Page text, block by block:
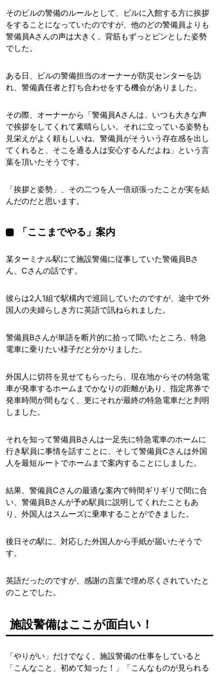
そのビルの警備のルールとして、ビルに入館する方に挨拶
をすることになっていたのですが、他のどの警備員よりも
警備員Aさんの声は大きく、背筋もずっとピンとした姿勢
でした。
ある日、ビルの警備担当のオーナーが防災センターを訪
れ、警備責任者と打ち合わせをする機会がありました。
その際、オーナーから「警備員Aさんは、いつも大きな声
で挨拶をしてくれて素晴らしい。それに立っている姿勢も
見栄えがよく頼もしいね。警備員がそういう存在感を出し
てくれると、そこを通る人は安心するんだよね」という言
葉を頂いたそうです。
「挨拶と姿勢」、その二つを人一倍頑張ったことが実を結
んだのだと思います。
「ここまでやる」案内
某ターミナル駅にて施設警備に従事していた警備員Bさ
ん、Cさんの話です。
彼らは2人1組で駅構内で巡回していたのですが、途中で外
国人の夫婦らしき方に英語で訊ねられました。
警備員Bさんが単語を断片的に拾って聞いたところ、特急
電車に乗りたい様子だと分かりました。
外国人に切符を見せてもらったら、現在地からその特急電
車が発車するホームまでかなりの距離があり、指定席券で
発車時間が間もなく、更にそれが最終の特急電車だと判明
しました。
それを知って警備員Bさんは一足先に特急電車のホームに
行き駅員に事情を話すことに、そして警備員Cさんは外国
人を最短ルートでホームまで案内することにしました。
結果、警備員Cさんの最適な案内で時間ギリギリで間に合
い、警備員Bさんが予め駅員に説明してくれたこともあ
り、外国人はスムーズに乗車することができました。
後日その駅に、対応した外国人から手紙が届いたそうで
す。
英語だったのですが、感謝の言葉で埋め尽くされていたと
のことでした。
施設警備はここが面白い！
「やりがい」だけでなく、施設警備の仕事をしていると
「こんなこと、初めて知った！」「こんなものが見られる